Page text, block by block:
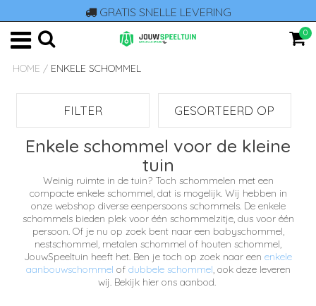
GRATIS SNELLE LEVERING
0
HOME / ENKELE SCHOMMEL
FILTER GESORTEERD OP
Enkele schommel voor de kleine
tuin
Weinig ruimte in de tuin? Toch schommelen met een
compacte enkele schommel, dat is mogelijk. Wij hebben in
onze webshop diverse eenpersoons schommels. De enkele
schommels bieden plek voor één schommelzitje, dus voor één
persoon. Of je nu op zoek bent naar een babyschommel,
nestschommel, metalen schommel of houten schommel,
JouwSpeeltuin heeft het. Ben je toch op zoek naar een enkele
aanbouwschommel of dubbele schommel, ook deze leveren
wij. Bekijk hier ons aanbod.